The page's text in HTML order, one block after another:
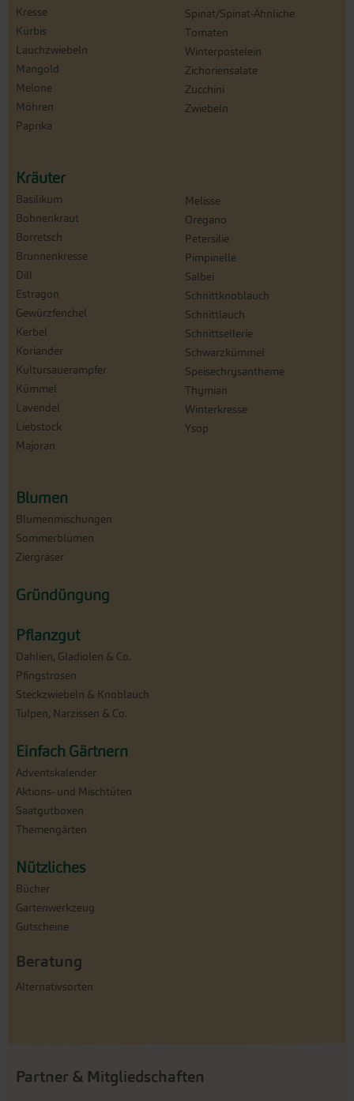
Kresse
Kürbis
Lauchzwiebeln
Mangold
Melone
Möhren
Paprika
Spinat/Spinat-Ähnliche
Tomaten
Winterpostelein
Zichoriensalate
Zucchini
Zwiebeln
Kräuter
Basilikum
Bohnenkraut
Borretsch
Brunnenkresse
Dill
Estragon
Gewürzfenchel
Kerbel
Koriander
Kultursauerampfer
Kümmel
Lavendel
Liebstock
Majoran
Melisse
Oregano
Petersilie
Pimpinelle
Salbei
Schnittknoblauch
Schnittlauch
Schnittsellerie
Schwarzkümmel
Speisechrysantheme
Thymian
Winterkresse
Ysop
Blumen
Blumenmischungen
Sommerblumen
Ziergräser
Gründüngung
Pflanzgut
Dahlien, Gladiolen & Co.
Pfingstrosen
Steckzwiebeln & Knoblauch
Tulpen, Narzissen & Co.
Einfach Gärtnern
Adventskalender
Aktions- und Mischtüten
Saatgutboxen
Themengärten
Nützliches
Bücher
Gartenwerkzeug
Gutscheine
Beratung
Alternativsorten
Partner & Mitgliedschaften